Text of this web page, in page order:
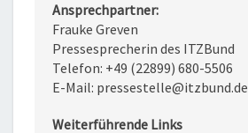
Ansprechpartner:
Frauke Greven
Pressesprecherin des ITZBund
Telefon: +49 (22899) 680-5506
E-Mail: pressestelle@itzbund.de
Weiterführende Links